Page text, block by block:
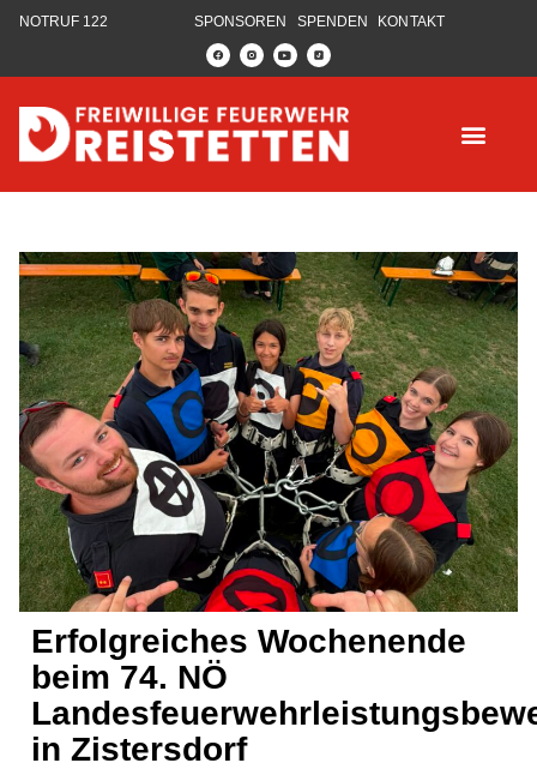
NOTRUF 122 SPONSOREN SPENDEN KONTAKT
Erfolgreiches Wochenende
beim 74. NÖ
in Zistersdorf